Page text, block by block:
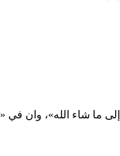
ما شاء الله»، وان في